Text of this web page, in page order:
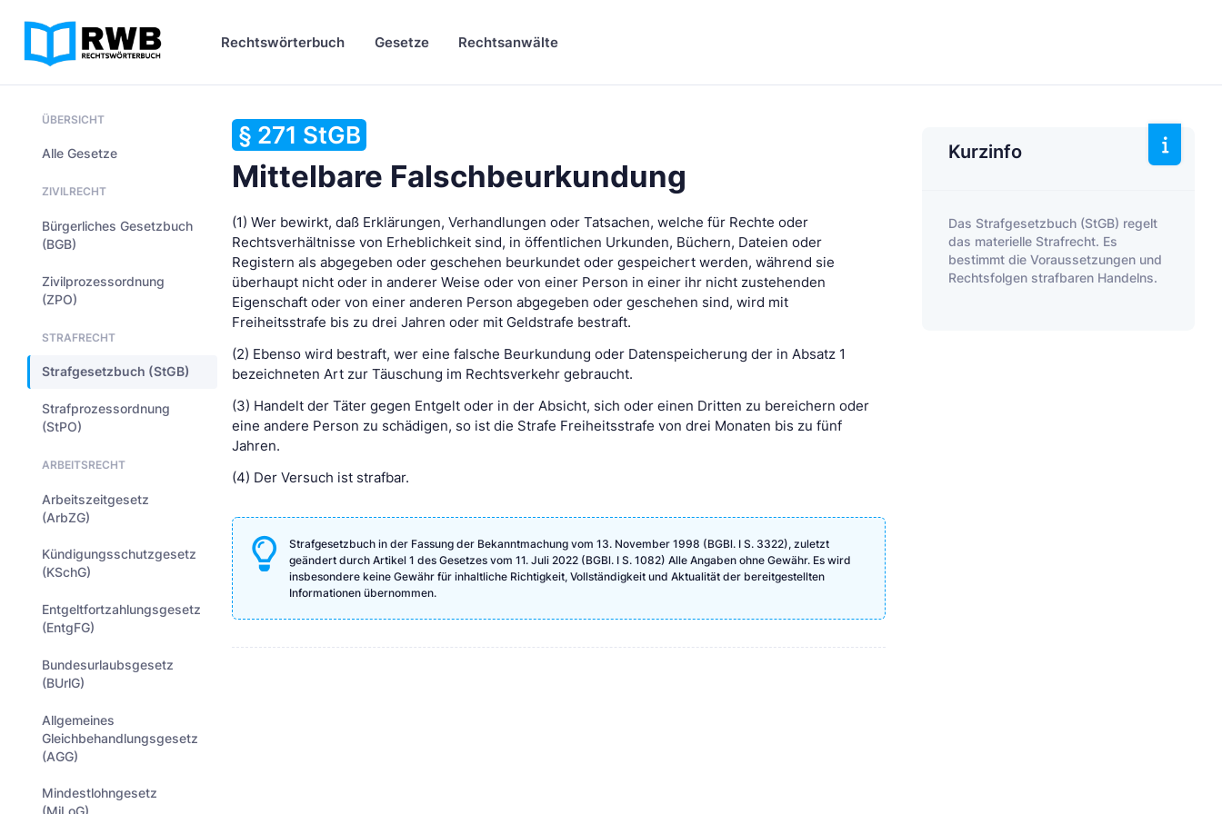
Rechtswörterbuch Gesetze Rechtsanwälte
ÜBERSICHT
Alle Gesetze
ZIVILRECHT
Bürgerliches Gesetzbuch
(BGB)
Zivilprozessordnung
(ZPO)
STRAFRECHT
Strafgesetzbuch (StGB)
Strafprozessordnung
(StPO)
ARBEITSRECHT
Arbeitszeitgesetz
(ArbZG)
Kündigungsschutzgesetz
(KSchG)
Entgeltfortzahlungsgesetz
(EntgFG)
Bundesurlaubsgesetz
(BUrlG)
Allgemeines
Gleichbehandlungsgesetz
(AGG)
Mindestlohngesetz
§ 271 StGB
Mittelbare Falschbeurkundung
(1) Wer bewirkt, daß Erklärungen, Verhandlungen oder Tatsachen, welche für Rechte oder
Rechtsverhältnisse von Erheblichkeit sind, in öffentlichen Urkunden, Büchern, Dateien oder
Registern als abgegeben oder geschehen beurkundet oder gespeichert werden, während sie
überhaupt nicht oder in anderer Weise oder von einer Person in einer ihr nicht zustehenden
Eigenschaft oder von einer anderen Person abgegeben oder geschehen sind, wird mit
Freiheitsstrafe bis zu drei Jahren oder mit Geldstrafe bestraft.
(2) Ebenso wird bestraft, wer eine falsche Beurkundung oder Datenspeicherung der in Absatz 1
bezeichneten Art zur Täuschung im Rechtsverkehr gebraucht.
(3) Handelt der Täter gegen Entgelt oder in der Absicht, sich oder einen Dritten zu bereichern oder
eine andere Person zu schädigen, so ist die Strafe Freiheitsstrafe von drei Monaten bis zu fünf
Jahren.
(4) Der Versuch ist strafbar.
Strafgesetzbuch in der Fassung der Bekanntmachung vom 13. November 1998 (BGBl. I S. 3322), zuletzt
geändert durch Artikel 1 des Gesetzes vom 11. Juli 2022 (BGBl. I S. 1082) Alle Angaben ohne Gewähr. Es wird
insbesondere keine Gewähr für inhaltliche Richtigkeit, Vollständigkeit und Aktualität der bereitgestellten
Informationen übernommen.
Kurzinfo
Das Strafgesetzbuch (StGB) regelt
das materielle Strafrecht. Es
bestimmt die Voraussetzungen und
Rechtsfolgen strafbaren Handelns.